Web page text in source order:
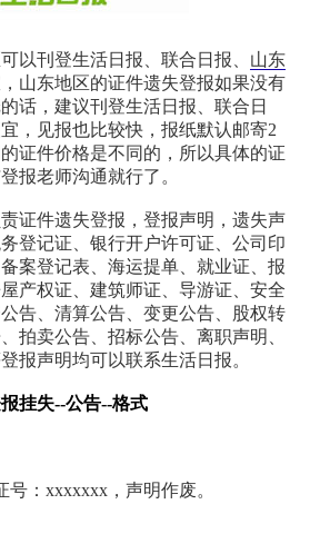
以刊登生活日报、联合日报、 山东
，山东地区的证件遗失登报如果没有
话，建议刊登生活日报、联合日
，见报也比较快，报纸默认邮寄2
证件价格是不同的，所以具体的证
报老师沟通就行了。
证件遗失登报，登报声明，遗失声
登记证、银行开户许可证、公司印
案登记表、海运提单、就业证、报
产权证、建筑师证、导游证、安全
告、清算公告、变更公告、股权转
拍卖公告、招标公告、离职声明、
报声明均可以联系生活日报。
挂失--公告--格式
：xxxxxxx，声明作废。